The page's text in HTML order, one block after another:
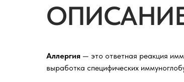
Аллергия — это ответная реакция
выработка специфических